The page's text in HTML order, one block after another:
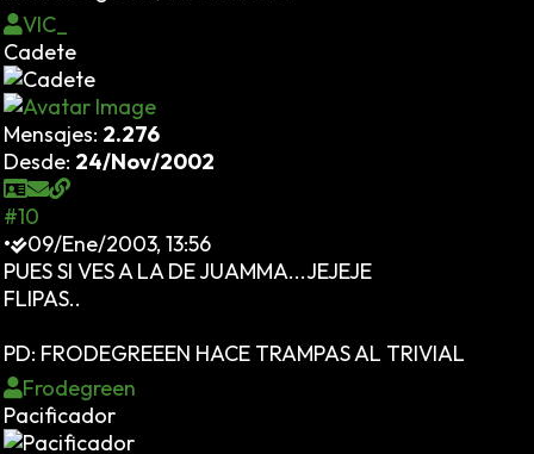
VIC_
Cadete
Mensajes: 2.276
Desde: 24/Nov/2002
#10
•
09/Ene/2003, 13:56
PUES SI VES A LA DE JUAMMA...JEJEJE
FLIPAS..
PD: FRODEGREEEN HACE TRAMPAS AL TRIVIAL
Frodegreen
Pacificador